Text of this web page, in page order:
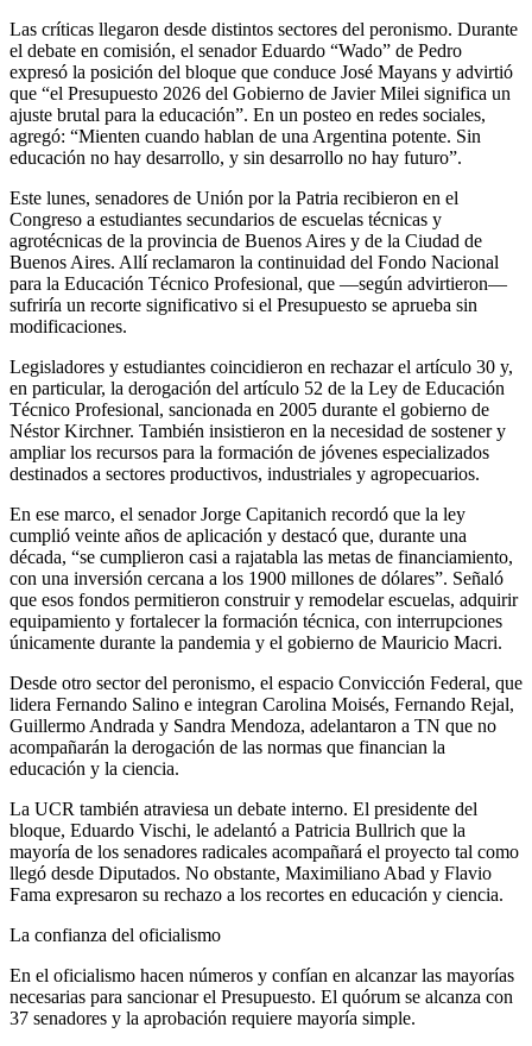
Las críticas llegaron desde distintos sectores del peronismo. Durante
el debate en comisión, el senador Eduardo “Wado” de Pedro
expresó la posición del bloque que conduce José Mayans y advirtió
que “el Presupuesto 2026 del Gobierno de Javier Milei significa un
ajuste brutal para la educación”. En un posteo en redes sociales,
agregó: “Mienten cuando hablan de una Argentina potente. Sin
educación no hay desarrollo, y sin desarrollo no hay futuro”.
Este lunes, senadores de Unión por la Patria recibieron en el
Congreso a estudiantes secundarios de escuelas técnicas y
agrotécnicas de la provincia de Buenos Aires y de la Ciudad de
Buenos Aires. Allí reclamaron la continuidad del Fondo Nacional
para la Educación Técnico Profesional, que —según advirtieron—
sufriría un recorte significativo si el Presupuesto se aprueba sin
modificaciones.
Legisladores y estudiantes coincidieron en rechazar el artículo 30 y,
en particular, la derogación del artículo 52 de la Ley de Educación
Técnico Profesional, sancionada en 2005 durante el gobierno de
Néstor Kirchner. También insistieron en la necesidad de sostener y
ampliar los recursos para la formación de jóvenes especializados
destinados a sectores productivos, industriales y agropecuarios.
En ese marco, el senador Jorge Capitanich recordó que la ley
cumplió veinte años de aplicación y destacó que, durante una
década, “se cumplieron casi a rajatabla las metas de financiamiento,
con una inversión cercana a los 1900 millones de dólares”. Señaló
que esos fondos permitieron construir y remodelar escuelas, adquirir
equipamiento y fortalecer la formación técnica, con interrupciones
únicamente durante la pandemia y el gobierno de Mauricio Macri.
Desde otro sector del peronismo, el espacio Convicción Federal, que
lidera Fernando Salino e integran Carolina Moisés, Fernando Rejal,
Guillermo Andrada y Sandra Mendoza, adelantaron a TN que no
acompañarán la derogación de las normas que financian la
educación y la ciencia.
La UCR también atraviesa un debate interno. El presidente del
bloque, Eduardo Vischi, le adelantó a Patricia Bullrich que la
mayoría de los senadores radicales acompañará el proyecto tal como
llegó desde Diputados. No obstante, Maximiliano Abad y Flavio
Fama expresaron su rechazo a los recortes en educación y ciencia.
La confianza del oficialismo
En el oficialismo hacen números y confían en alcanzar las mayorías
necesarias para sancionar el Presupuesto. El quórum se alcanza con
37 senadores y la aprobación requiere mayoría simple.